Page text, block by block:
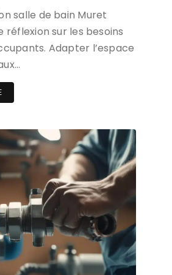
salle de bain Muret
réflexion sur les besoins
Adapter l’espace